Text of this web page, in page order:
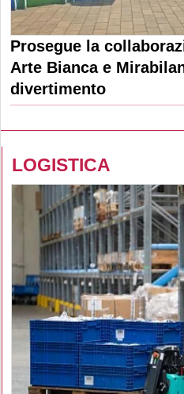
Prosegue la
Arte Bianca e
divertimento
LOGISTICA